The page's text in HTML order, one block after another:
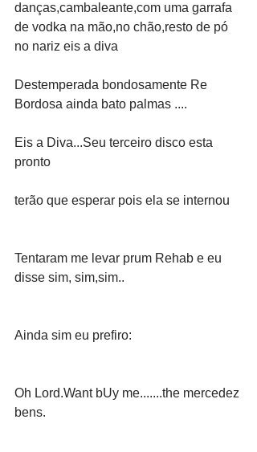
danças,cambaleante,com uma garrafa
de vodka na mão,no chão,resto de pó
no nariz eis a diva
Destemperada bondosamente Re
Bordosa ainda bato palmas ....
Eis a Diva...Seu terceiro disco esta
pronto
terão que esperar pois ela se internou
Tentaram me levar prum Rehab e eu
disse sim, sim,sim..
Ainda sim eu prefiro:
Oh Lord.Want bUy me.......the mercedez
bens.